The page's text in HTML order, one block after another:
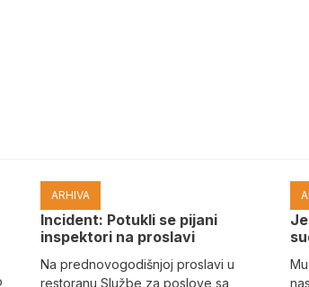
ARHIVA
Incident: Potukli se pijani
inspektori na proslavi
Na prednovogodišnjoj proslavi u
restoranu Službe za poslove sa